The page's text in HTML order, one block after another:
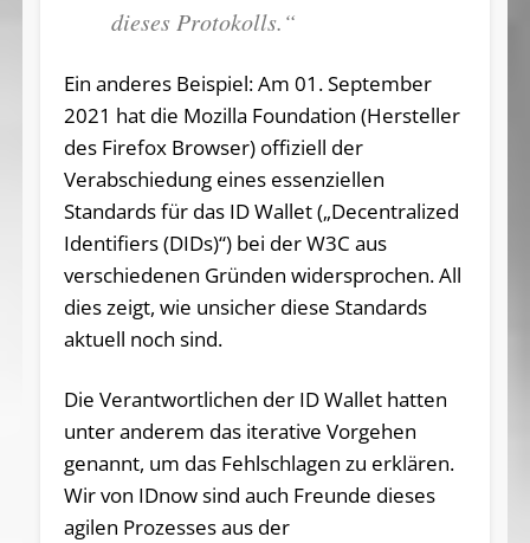
dieses Protokolls.“
Ein anderes Beispiel: Am 01. September
2021 hat die Mozilla Foundation (Hersteller
des Firefox Browser) offiziell der
Verabschiedung eines essenziellen
Standards für das ID Wallet („Decentralized
Identifiers (DIDs)“) bei der W3C aus
verschiedenen Gründen widersprochen. All
dies zeigt, wie unsicher diese Standards
aktuell noch sind.
Die Verantwortlichen der ID Wallet hatten
unter anderem das iterative Vorgehen
genannt, um das Fehlschlagen zu erklären.
Wir von IDnow sind auch Freunde dieses
agilen Prozesses aus der